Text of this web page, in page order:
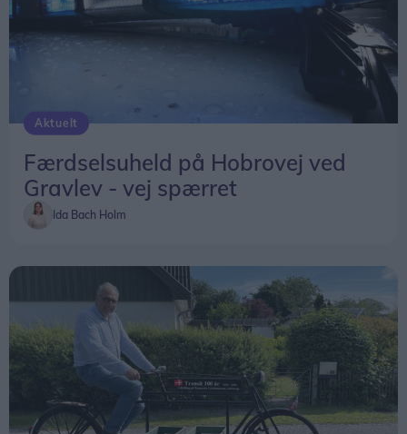
Aktuelt
Færdselsuheld på Hobrovej ved
Gravlev - vej spærret
Ida Bach Holm